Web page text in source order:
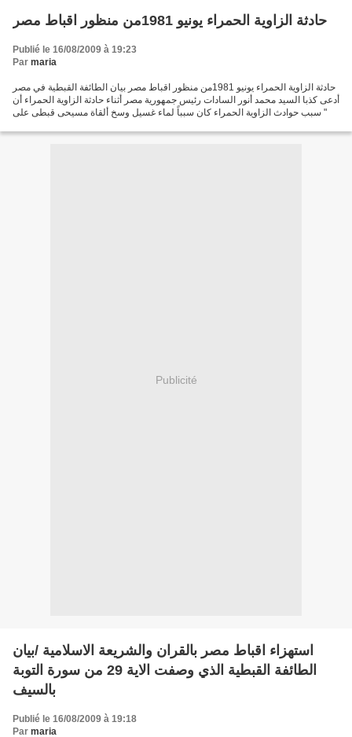
حادثة الزاوية الحمراء يونيو 1981من منظور اقباط مصر
Publié le 16/08/2009 à 19:23
Par maria
حادثة الزاوية الحمراء يونيو 1981من منظور اقباط مصر بيان الطائفة القبطية في مصر
أدعى كذبا السيد محمد أنور السادات رئيس جمهورية مصر أثناء حادثة الزاوية الحمراء أن
: " سبب حوادث الزاوية الحمراء كان سبباً لماء غسيل وسخ ألقاة مسيحى قبطى على
Publicité
استهزاء اقباط مصر بالقران والشريعة الاسلامية /بيان
الطائفة القبطية الذي وصفت الاية 29 من سورة التوبة
بالسيف
Publié le 16/08/2009 à 19:18
Par maria